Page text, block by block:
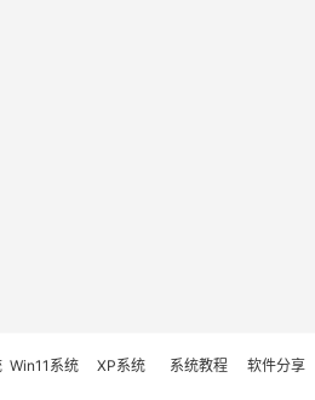
Win11系统 XP系统 系统教程 软件分享